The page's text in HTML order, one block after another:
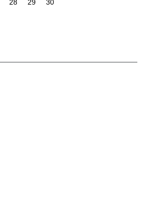
28 29
30